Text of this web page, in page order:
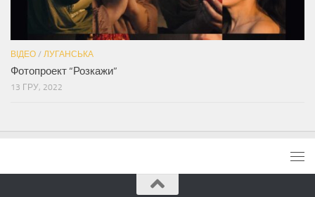
ВІДЕО / ЛУГАНСЬКА
Фотопроект “Розкажи”
13 ГРУ, 2022